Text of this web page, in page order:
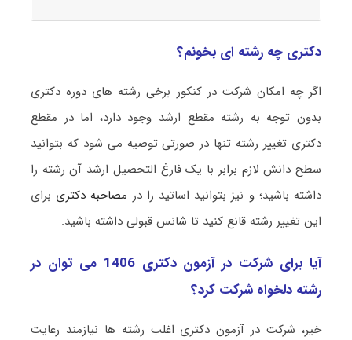
دکتری چه رشته ای بخونم؟
اگر چه امکان شرکت در کنکور برخی رشته های دوره دکتری
بدون توجه به رشته مقطع ارشد وجود دارد، اما در مقطع
دکتری تغییر رشته تنها در صورتی توصیه می شود که بتوانید
سطح دانش لازم برابر با یک فارغ التحصیل ارشد آن رشته را
داشته باشید؛ و نیز بتوانید اساتید را در مصاحبه دکتری برای
این تغییر رشته قانع کنید تا شانس قبولی داشته باشید.
آیا برای شرکت در آزمون دکتری 1406 می توان در
رشته دلخواه شرکت کرد؟
خیر، شرکت در آزمون دکتری اغلب رشته ها نیازمند رعایت